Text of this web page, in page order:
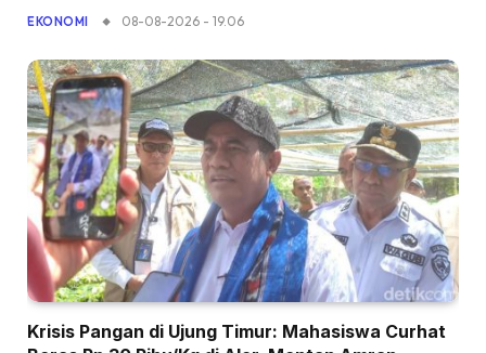
EKONOMI 08-08-2026 - 19.06
Krisis Pangan di Ujung Timur: Mahasiswa Curhat